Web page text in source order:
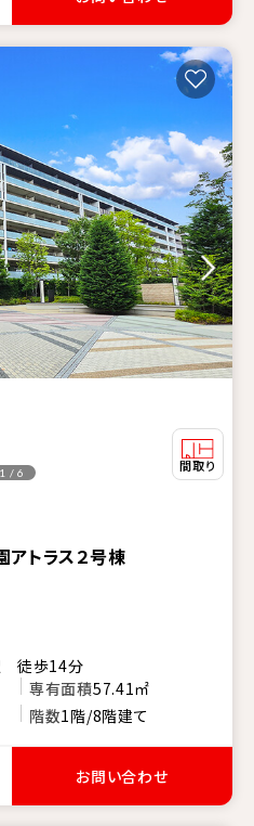
アトラス２号棟
1 / 6
徒歩14分
専有面積57.41㎡
階数1階/8階建て
お問い合わせ